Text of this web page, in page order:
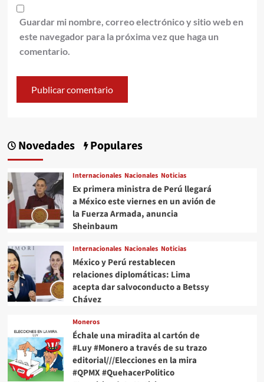
Guardar mi nombre, correo electrónico y sitio web en
este navegador para la próxima vez que haga un
comentario.
Novedades Populares
Internacionales Nacionales Noticias
Ex primera ministra de Perú llegará
a México este viernes en un avión de
la Fuerza Armada, anuncia
Sheinbaum
Internacionales Nacionales Noticias
México y Perú restablecen
relaciones diplomáticas: Lima
acepta dar salvoconducto a Betssy
Chávez
Moneros
Échale una miradita al cartón de
#Luy #Monero a través de su trazo
editorial///Elecciones en la mira
#QPMX #QuehacerPolitico